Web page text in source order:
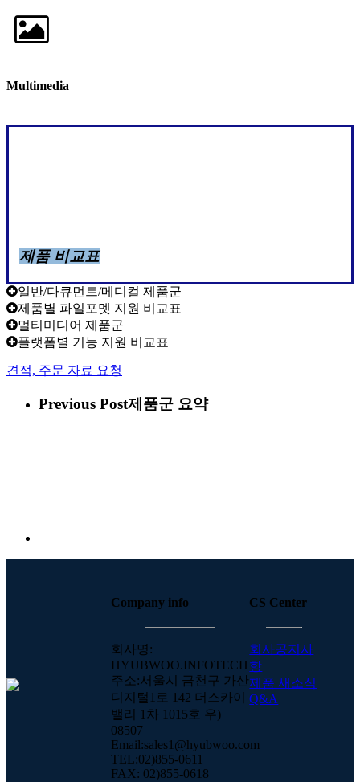
Multimedia
제품 비교표
일반/다큐먼트/메디컬 제품군
제품별 파일포멧 지원 비교표
멀티미디어 제품군
플랫폼별 기능 지원 비교표
견적, 주문 자료 요청
Previous Post제품군 요약
Company info
회사명:
HYUBWOO.INFOTECH
주소:서울시 금천구 가산
디지털1로 142 더스카이
밸리 1차 1015호 우)
08507
Email:sales1@hyubwoo.com
TEL:02)855-0611
FAX: 02)855-0618
CS Center
회사공지사
항
제품 새소식
Q&A